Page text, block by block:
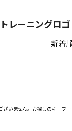
レーニングロ
新着
ざいません。お探しのキーワ